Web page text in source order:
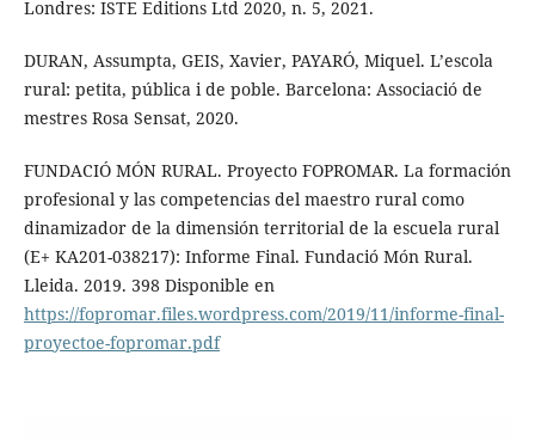
Londres: ISTE Editions Ltd 2020, n. 5, 2021.
DURAN, Assumpta, GEIS, Xavier, PAYARÓ, Miquel. L’escola
rural: petita, pública i de poble. Barcelona: Associació de
mestres Rosa Sensat, 2020.
FUNDACIÓ MÓN RURAL. Proyecto FOPROMAR. La formación
profesional y las competencias del maestro rural como
dinamizador de la dimensión territorial de la escuela rural
(E+ KA201-038217): Informe Final. Fundació Món Rural.
Lleida. 2019. 398 Disponible en
https://fopromar.files.wordpress.com/2019/11/informe-final-
proyectoe-fopromar.pdf